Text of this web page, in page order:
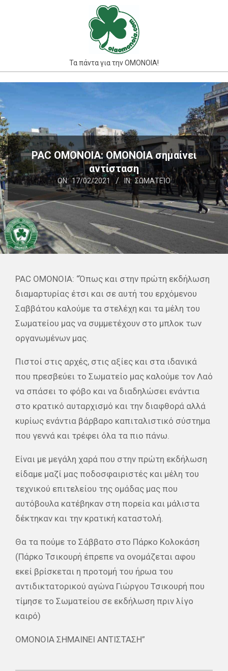
Τα πάντα για την ΟΜΟΝΟΙΑ!
Navigation
Menu
PAC OMONOIA: ΟΜΟΝΟΙΑ σημαίνει
αντίσταση
ON: 17/02/2021 IN: ΣΩΜΑΤΕΊΟ
PAC OMONOIA: “Όπως και στην πρώτη εκδήλωση
διαμαρτυρίας έτσι και σε αυτή του ερχόμενου
Σαββάτου καλούμε τα στελέχη και τα μέλη του
Σωματείου μας να συμμετέχουν στο μπλοκ των
οργανωμένων μας.
Πιστοί στις αρχές, στις αξίες και στα ιδανικά
που πρεσβεύει το Σωματείο μας καλούμε τον Λαό
να σπάσει το φόβο και να διαδηλώσει ενάντια
στο κρατικό αυταρχισμό και την διαφθορά αλλά
κυρίως ενάντια βάρβαρο καπιταλιστικό σύστημα
που γεννά και τρέφει όλα τα πιο πάνω.
Είναι με μεγάλη χαρά που στην πρώτη εκδήλωση
είδαμε μαζί μας ποδοσφαιριστές και μέλη του
τεχνικού επιτελείου της ομάδας μας που
αυτόβουλα κατέβηκαν στη πορεία και μάλιστα
δέκτηκαν και την κρατική καταστολή.
Θα τα πούμε το Σάββατο στο Πάρκο Κολοκάση
(Πάρκο Τσικουρή έπρεπε να ονομάζεται αφου
εκεί βρίσκεται η προτομή του ήρωα του
αντιδικτατορικού αγώνα Γιώργου Τσικουρή που
τίμησε το Σωματείου σε εκδήλωση πριν λίγο
καιρό)
ΟΜΟΝΟΙΑ ΣΗΜΑΙΝΕΙ ΑΝΤΙΣΤΑΣΗ”